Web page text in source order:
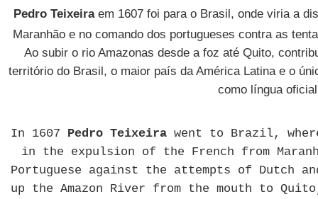
Pedro Teixeiraem 1607 foi para o Brasil, onde viria a
Maranhão e no comando dos portugueses contra as
Ao subir o rio Amazonas desde a foz até Quito,
território do Brasil, o maior país da América Latina e o
como língua
In 1607 Pedro Teixeira went to Brazil,
in the expulsion of the French from
Portuguese against the attempts of Dutch
up the Amazon River from the mouth to